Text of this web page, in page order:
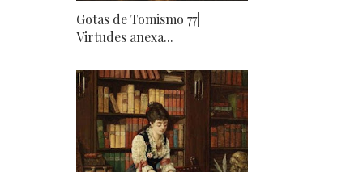
Gotas de Tomismo 77|
Virtudes anexa...